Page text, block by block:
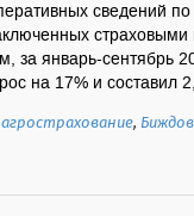
сведений
за январь-сентябрь
на 17% и составил
агрострахование, Биждов